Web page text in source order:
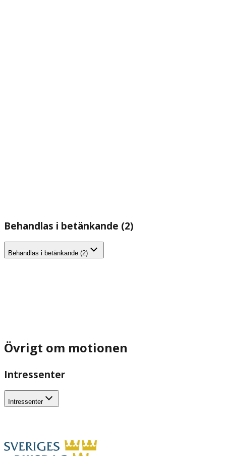
Behandlas i betänkande (2)
Behandlas i betänkande (2)
Övrigt om motionen
Intressenter
Intressenter